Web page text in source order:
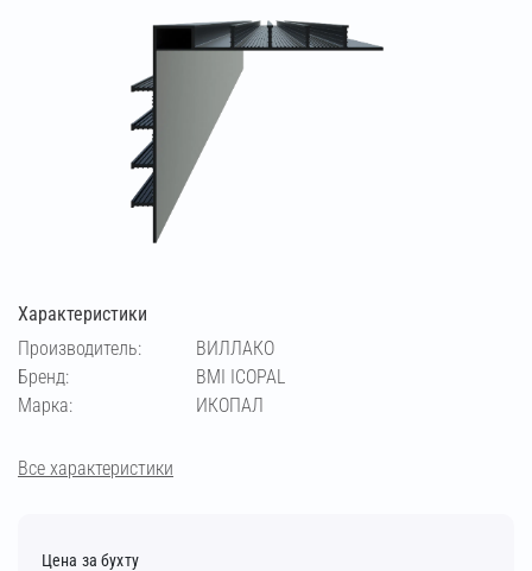
Характеристики
Производитель:
ВИЛЛАКО
Бренд:
BMI ICOPAL
Марка:
ИКОПАЛ
Все характеристики
Цена за бухту